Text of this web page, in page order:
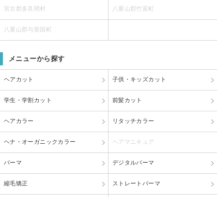
宮古郡多良間村 八重山郡竹富町
八重山郡与那国町
メニューから探す
ヘアカット 子供・キッズカット
学生・学割カット 前髪カット
ヘアカラー リタッチカラー
ヘナ・オーガニックカラー ヘアマニキュア
パーマ デジタルパーマ
縮毛矯正 ストレートパーマ